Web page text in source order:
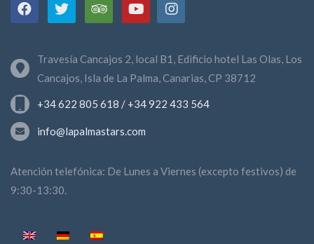
Travesía Cancajos 2, local B1, Edificio hotel Las Olas, Los
Cancajos, Isla de La Palma, Canarias, CP 38712
+34 622 805 618 / +34 922 433 564
info@lapalmastars.com
Atención telefónica: De Lunes a Viernes (excepto festivos) de
9:30-13:30.